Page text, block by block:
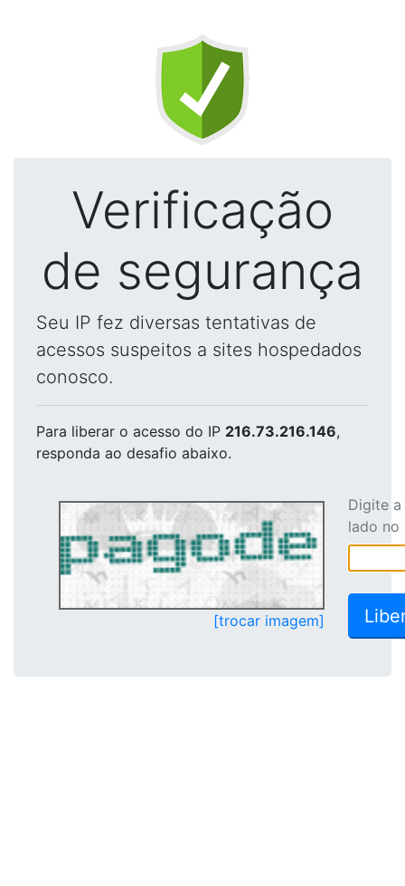
Verificação
de segurança
Seu IP fez diversas tentativas de
acessos suspeitos a sites hospedados
conosco.
Para liberar o acesso do IP 216.73.216.146,
responda ao desafio abaixo.
[trocar imagem]
Digite
lado no